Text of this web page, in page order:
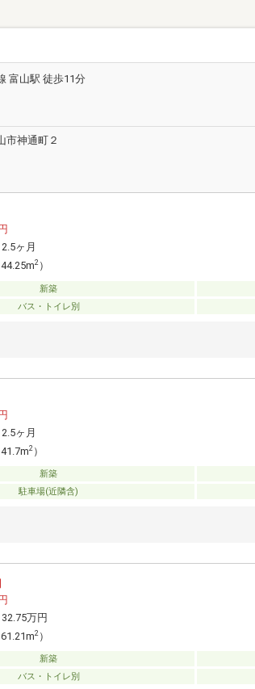
富山駅 徒歩11分
市神通町２
2.5ヶ月
2 ）
新築
バス・トイレ別
2.5ヶ月
2 ）
新築
駐車場(近隣含)
32.75万円
2 ）
新築
バス・トイレ別